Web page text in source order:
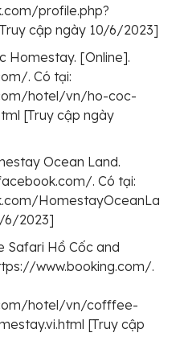
profile.php?
cập ngày 10/6/2023]
Homestay. [Online].
. Có tại:
hotel/vn/ho-coc-
[Truy cập ngày
Ocean Land.
. Có tại:
HomestayOceanLa
6/2023]
Safari Hồ Cốc and
www.booking.com/.
hotel/vn/cofffee-
[Truy cập